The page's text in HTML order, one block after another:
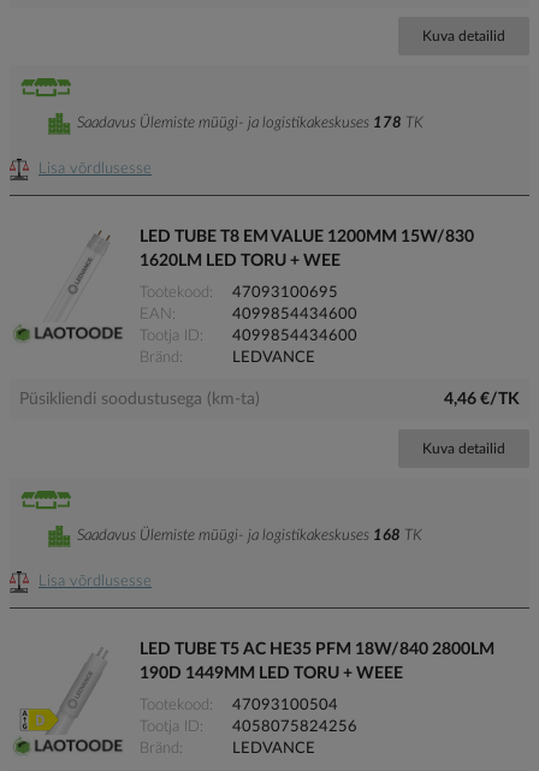
Kuva detailid
Lisa võrdlusesse
Saadavus Ülemiste müügi- ja logistikakeskuses 178 TK
LED TUBE T8 EM VALUE 1200MM 15W/830
1620LM LED TORU + WEE
Tootekood
47093100695
EAN
4099854434600
Tootja ID
4099854434600
Bränd
LEDVANCE
Püsikliendi soodustusega (km-ta) 4,46 €/TK
Kuva detailid
Lisa võrdlusesse
Saadavus Ülemiste müügi- ja logistikakeskuses 168 TK
LED TUBE T5 AC HE35 PFM 18W/840 2800LM
190D 1449MM LED TORU + WEEE
Tootekood
47093100504
Tootja ID
4058075824256
Bränd
LEDVANCE